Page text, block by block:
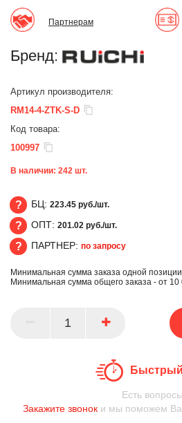
Партнерам
Бренд:
Артикул производителя:
RM14-4-ZTK-S-D
Код товара:
100997
В наличии: 242 шт.
БЦ
БЦ: 223.45 руб./шт.
ОПТ
ОПТ: 201.02 руб./шт.
ПАРТНЕР
ПАРТНЕР: по запросу
Минимальная сумма заказа одной
Минимальная сумма общего заказа - от 10
Быстрый
Есть
Закажите звоноки мы поможем